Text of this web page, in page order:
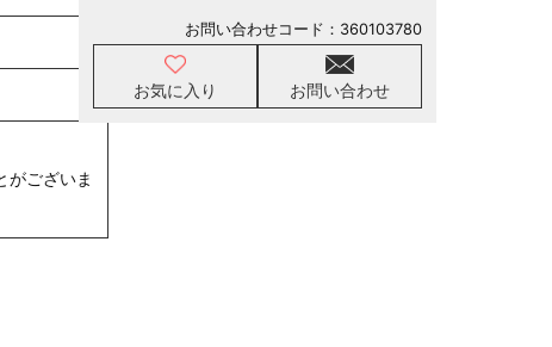
がございま
お気に入り お問い合わせ
お問い合わせコード： 360103780